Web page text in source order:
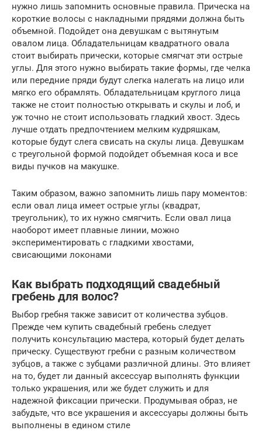
нужно лишь запомнить основные правила. Прическа на
короткие волосы с накладными прядями должна быть
объемной. Подойдет она девушкам с вытянутым
овалом лица. Обладательницам квадратного овала
стоит выбирать прически, которые смягчат эти острые
углы. Для этого нужно выбирать такие формы, где челка
или передние пряди будут слегка налегать на лицо или
мягко его обрамлять. Обладательницам круглого лица
также не стоит полностью открывать и скулы и лоб, и
уж точно не стоит использовать гладкий хвост. Здесь
лучше отдать предпочтением мелким кудряшкам,
которые будут слега свисать на скулы лица. Девушкам
с треугольной формой подойдет объемная коса и все
виды пучков на макушке.
Таким образом, важно запомнить лишь пару моментов:
если овал лица имеет острые углы (квадрат,
треугольник), то их нужно смягчить. Если овал лица
наоборот имеет плавные линии, можно
экспериментировать с гладкими хвостами,
свисающими локонами
Как выбрать подходящий свадебный
гребень для волос?
Выбор гребня также зависит от количества зубцов.
Прежде чем купить свадебный гребень следует
получить консультацию мастера, который будет делать
прическу. Существуют гребни с разным количеством
зубцов, а также с зубцами различной длины. Это влияет
на то, будет ли данный аксессуар выполнять функции
только украшения, или же будет служить и для
надежной фиксации прически. Продумывая образ, не
забудьте, что все украшения и аксессуары должны быть
выполнены в едином стиле